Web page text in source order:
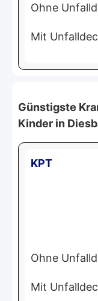
Ohne
Mit
Günstigste
Kinder in
KPT
Ohne
Mit